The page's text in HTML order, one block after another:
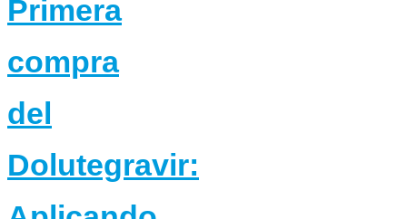
Primera
compra
del
Dolutegravir: